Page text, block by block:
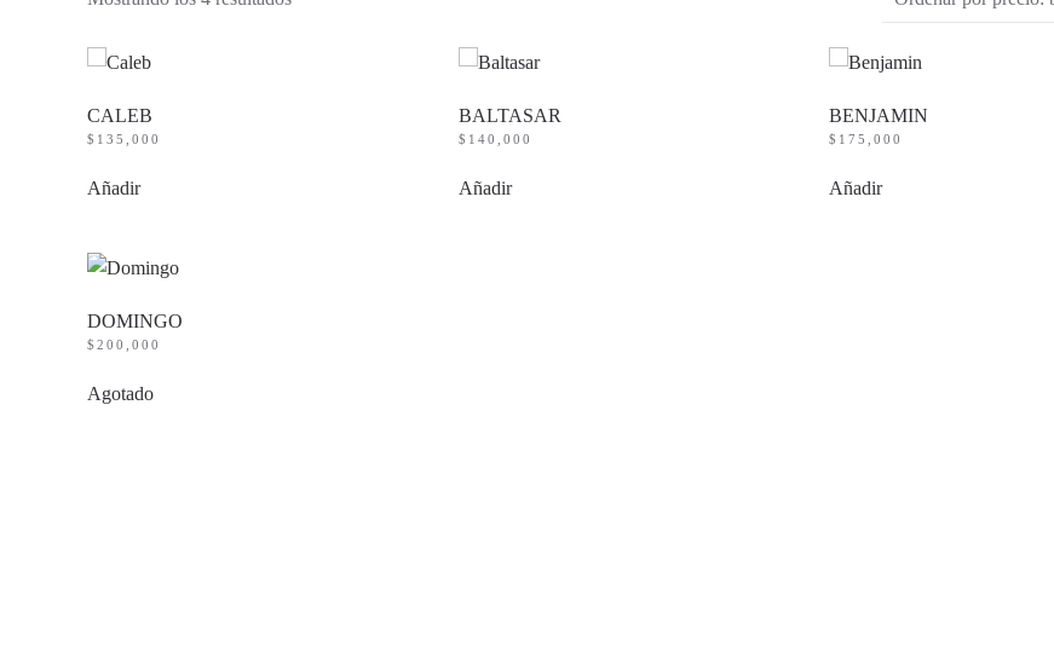
CALEB
$ 135,000
Añadir
BALTASAR
$ 140,000
Añadir
BENJAMIN
$ 175,000
Añadir
DOMINGO
$ 200,000
Agotado